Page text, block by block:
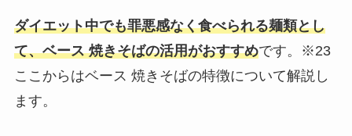
ダイエット中でも罪悪感なく食べられる麺類とし
て、ベース 焼きそばの活用がおすすめです。※23
ここからはベース 焼きそばの特徴について解説し
ます。